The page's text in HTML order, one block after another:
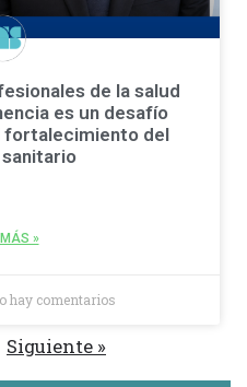
de la salud
es un desafío
del
»
hay comentarios
Siguiente »